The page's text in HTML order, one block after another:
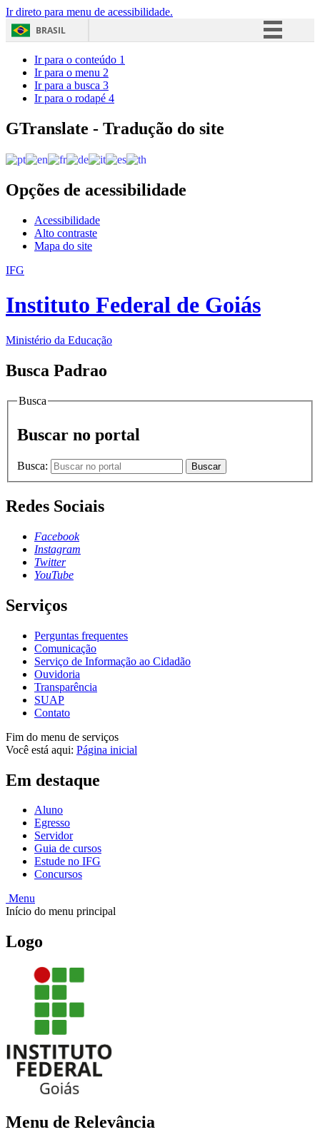
Ir direto para menu de acessibilidade.
BRASIL
Acesso à informação
Ir para o conteúdo 1
Ir para o menu 2
Ir para a busca 3
Ir para o rodapé 4
GTranslate - Tradução do site
Opções de acessibilidade
Acessibilidade
Alto contraste
Mapa do site
IFG
Instituto Federal de Goiás
Ministério da Educação
Busca Padrao
Busca
Buscar no portal
Busca: Buscar
Redes Sociais
Facebook
Instagram
Twitter
YouTube
Serviços
Perguntas frequentes
Comunicação
Serviço de Informação ao Cidadão
Ouvidoria
Transparência
SUAP
Contato
Fim do menu de serviços
Você está aqui: Página inicial
Em destaque
Aluno
Egresso
Servidor
Guia de cursos
Estude no IFG
Concursos
Menu
Início do menu principal
Logo
Menu de Relevância